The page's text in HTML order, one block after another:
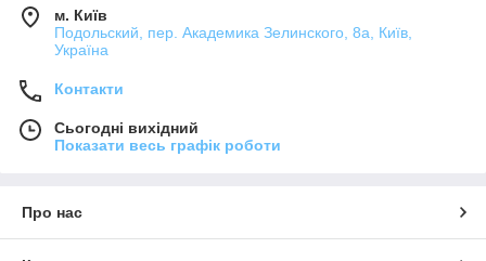
м. Київ
Подольский, пер. Академика Зелинского, 8а, Київ,
Україна
Контакти
Сьогодні вихідний
Показати весь графік роботи
Про нас